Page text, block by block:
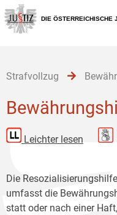
Zur
Hauptnavigation
[1]
Zum
Inhalt
[2]
Zum
Untermenü
[3]
DIE ÖSTERREICHISCHE
Strafvollzug
Leichter lesen
Die
umfasst die
statt oder nach einer